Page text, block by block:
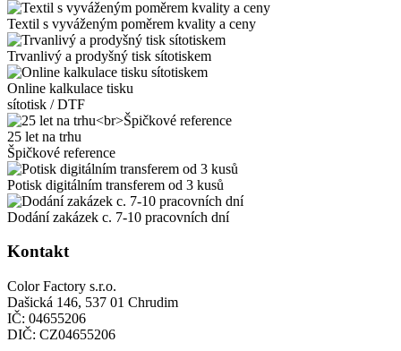
Textil s vyváženým poměrem kvality a ceny
Trvanlivý a prodyšný tisk sítotiskem
Online kalkulace tisku
sítotisk / DTF
25 let na trhu
Špičkové reference
Potisk digitálním transferem od 3 kusů
Dodání zakázek c. 7-10 pracovních dní
Kontakt
Color Factory s.r.o.
Dašická 146, 537 01 Chrudim
IČ: 04655206
DIČ: CZ04655206